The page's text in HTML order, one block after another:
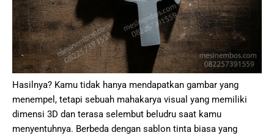
Hasilnya? Kamu tidak hanya mendapatkan gambar yang
menempel, tetapi sebuah mahakarya visual yang memiliki
dimensi 3D dan terasa selembut beludru saat kamu
menyentuhnya. Berbeda dengan sablon tinta biasa yang